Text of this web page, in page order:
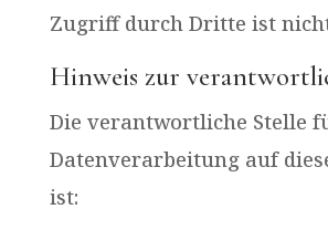
Zugriff durch Dritte ist
Hinweis zur
Die verantwortliche Stelle
Datenverarbeitung auf
ist: